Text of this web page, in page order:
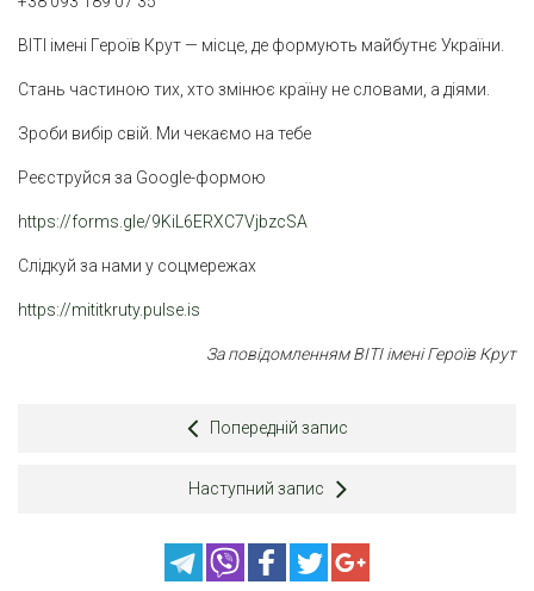
ВІТІ імені Героїв Крут — місце, де формують майбутнє України.
Стань частиною тих, хто змінює країну не словами, а діями.
Зроби вибір свій. Ми чекаємо на тебе
Реєструйся за Google-формою
https://forms.gle/9KiL6ERXC7VjbzcSA
Слідкуй за нами у соцмережах
https://mititkruty.pulse.is
За повідомленням ВІТІ імені Героїв Крут
Попередній запис
Наступний запис